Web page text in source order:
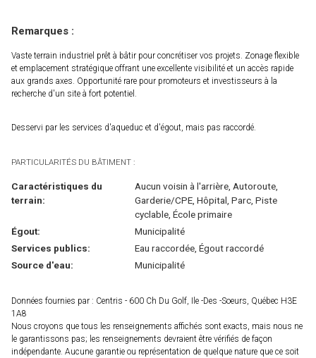
Remarques :
Vaste terrain industriel prêt à bâtir pour concrétiser vos projets. Zonage flexible
et emplacement stratégique offrant une excellente visibilité et un accès rapide
aux grands axes. Opportunité rare pour promoteurs et investisseurs à la
recherche d'un site à fort potentiel.
Desservi par les services d'aqueduc et d'égout, mais pas raccordé.
PARTICULARITÉS DU BÂTIMENT :
Caractéristiques du
terrain:
Aucun voisin à l'arrière, Autoroute,
Garderie/CPE, Hôpital, Parc, Piste
cyclable, École primaire
Égout:
Municipalité
Services publics:
Eau raccordée, Égout raccordé
Source d'eau:
Municipalité
Données fournies par : Centris - 600 Ch Du Golf, Ile -Des -Soeurs, Québec H3E
1A8
Nous croyons que tous les renseignements affichés sont exacts, mais nous ne
le garantissons pas; les renseignements devraient être vérifiés de façon
indépendante. Aucune garantie ou représentation de quelque nature que ce soit